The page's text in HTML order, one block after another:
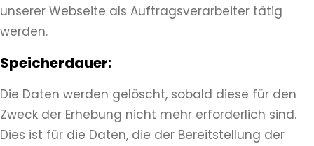
unserer Webseite als Auftragsverarbeiter tätig
werden.
Speicherdauer:
Die Daten werden gelöscht, sobald diese für den
Zweck der Erhebung nicht mehr erforderlich sind.
Dies ist für die Daten, die der Bereitstellung der